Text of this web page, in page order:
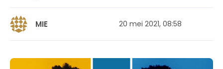
MIE 20 mei 2021, 08:58